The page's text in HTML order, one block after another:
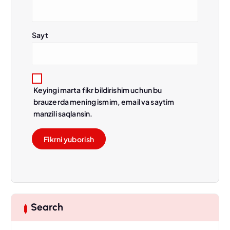
Sayt
Keyingi marta fikr bildirishim uchun bu
brauzerda mening ismim, email va saytim
manzili saqlansin.
Search